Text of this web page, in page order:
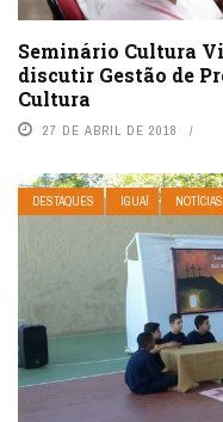
Seminário Cultura
discutir Gestão de
Cultura
27 DE ABRIL DE 2018
DESTAQUES IGUAÍ NOTÍCIAS